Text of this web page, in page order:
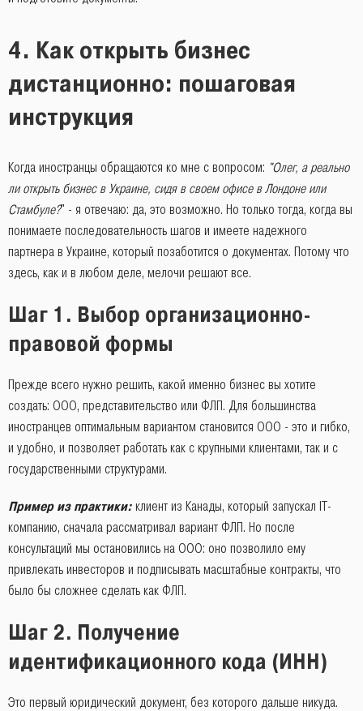
4. Как открыть бизнес
дистанционно: пошаговая
инструкция
Когда иностранцы обращаются ко мне с вопросом: "Олег, а реально
ли открыть бизнес в Украине, сидя в своем офисе в Лондоне или
Стамбуле?" - я отвечаю: да, это возможно. Но только тогда, когда вы
понимаете последовательность шагов и имеете надежного
партнера в Украине, который позаботится о документах. Потому что
здесь, как и в любом деле, мелочи решают все.
Шаг 1. Выбор организационно-
правовой формы
Прежде всего нужно решить, какой именно бизнес вы хотите
создать: ООО, представительство или ФЛП. Для большинства
иностранцев оптимальным вариантом становится ООО - это и гибко,
и удобно, и позволяет работать как с крупными клиентами, так и с
государственными структурами.
Пример из практики: клиент из Канады, который запускал IT-
компанию, сначала рассматривал вариант ФЛП. Но после
консультаций мы остановились на ООО: оно позволило ему
привлекать инвесторов и подписывать масштабные контракты, что
было бы сложнее сделать как ФЛП.
Шаг 2. Получение
идентификационного кода (ИНН)
Это первый юридический документ, без которого дальше никуда.